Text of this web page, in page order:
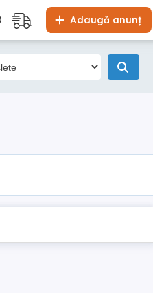
Adaugă anunț